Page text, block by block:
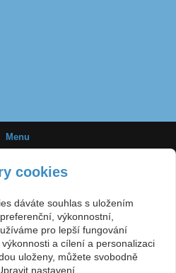
Menu
Úvod
Jigové hlavičky
Velikost háčků
cookies
dáváte souhlas s uložením
výkonnostní,
pro lepší fungování
a cílení a personalizaci
uloženy, můžete svobodně
nastavení.